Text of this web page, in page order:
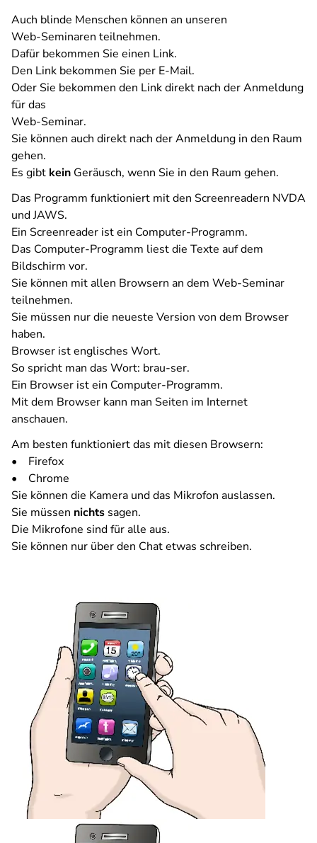
Auch blinde Menschen können an unseren
Web-Seminaren teilnehmen.
Dafür bekommen Sie einen Link.
Den Link bekommen Sie per E-Mail.
Oder Sie bekommen den Link direkt nach der Anmeldung
für das
Web-Seminar.
Sie können auch direkt nach der Anmeldung in den Raum
gehen.
Es gibt kein Geräusch, wenn Sie in den Raum gehen.
Das Programm funktioniert mit den Screenreadern NVDA
und JAWS.
Ein Screenreader ist ein Computer-Programm.
Das Computer-Programm liest die Texte auf dem
Bildschirm vor.
Sie können mit allen Browsern an dem Web-Seminar
teilnehmen.
Sie müssen nur die neueste Version von dem Browser
haben.
Browser ist englisches Wort.
So spricht man das Wort: brau-ser.
Ein Browser ist ein Computer-Programm.
Mit dem Browser kann man Seiten im Internet
anschauen.
Am besten funktioniert das mit diesen Browsern:
• Firefox
• Chrome
Sie können die Kamera und das Mikrofon auslassen.
Sie müssen nichts sagen.
Die Mikrofone sind für alle aus.
Sie können nur über den Chat etwas schreiben.